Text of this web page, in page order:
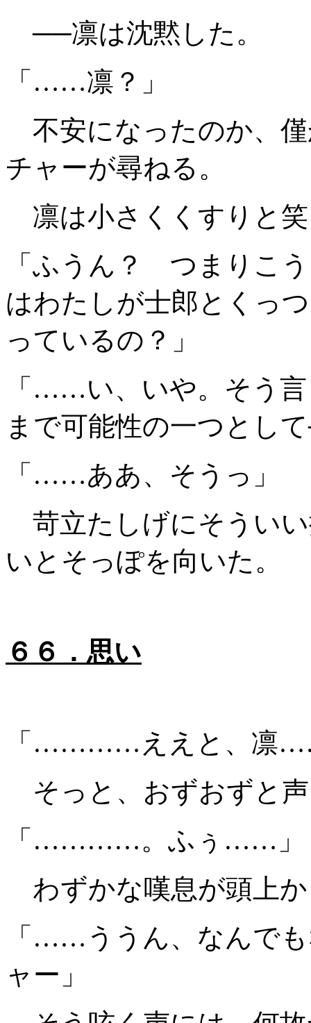
──凛は沈黙した。
「……凛？」
不安になったのか、
チャーが尋ねる。
凛は小さくくすりと
「ふうん？ つまりこ
はわたしが士郎とくっ
っているの？」
「……い、いや。そう
まで可能性の一つとし
「……ああ、そうっ」
苛立たしげにそうい
いとそっぽを向いた。
６６．思い
「…………ええと、凛
そっと、おずおずと
「…………。ふぅ……」
わずかな嘆息が頭上
「……ううん、なんで
ャー」